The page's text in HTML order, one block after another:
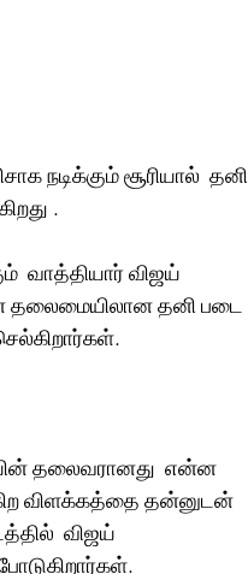
நடிக்கும் சூரியால்  தனி
.
வாத்தியார் விஜய்
தலைமையிலான தனி படை
தலைவரானது  என்ன
விளக்கத்தை தன்னுடன்
விஜய்